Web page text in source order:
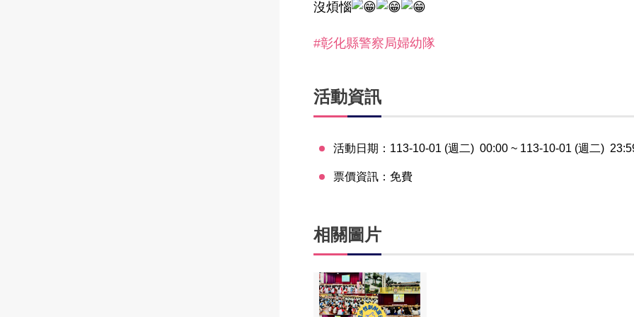
沒煩惱
#彰化縣警察局婦幼隊
活動資訊
活動日期： 113-10-01 (週二) 00:00 ~ 113-10-01 (週二)
票價資訊： 免費
相關圖片